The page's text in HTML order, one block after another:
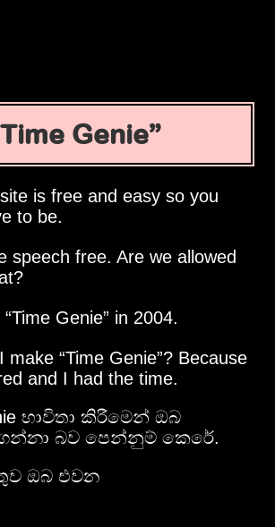
Time Genie
is free and easy so you
to be.
speech free. Are we allowed
Time Genie in 2004.
make Time Genie ? Because
and I had the time.
භාවිතා කිරීමෙන් ඔබ
බව පෙන්නුම් කෙරේ.
ඔබ එවන